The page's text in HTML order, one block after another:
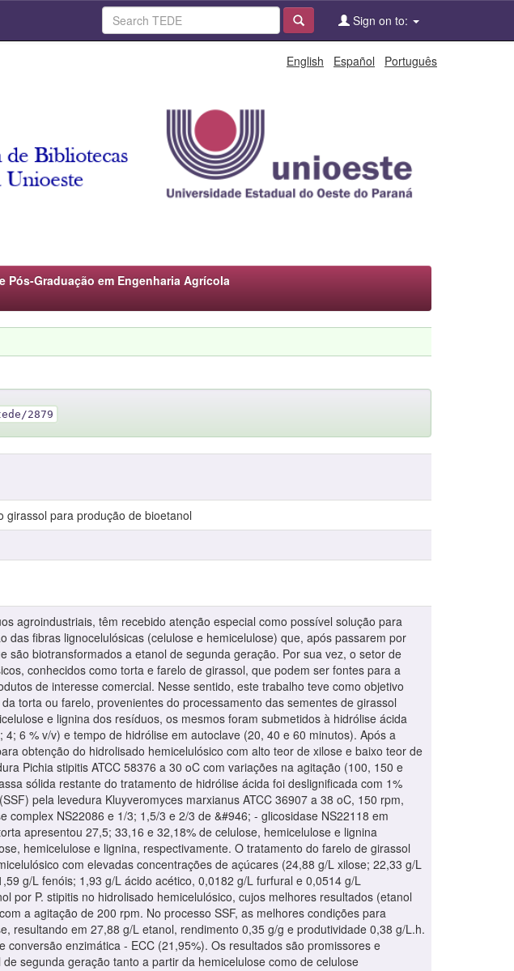
Sign on to:
English Español Português
Pós-Graduação em Engenharia Agrícola
2879
para produção de bioetanol
agroindustriais, têm recebido atenção especial como possível solução para
fibras lignocelulósicas (celulose e hemicelulose) que, após passarem por
biotransformados a etanol de segunda geração. Por sua vez, o setor de
conhecidos como torta e farelo de girassol, que podem ser fontes para a
de interesse comercial. Nesse sentido, este trabalho teve como objetivo
torta ou farelo, provenientes do processamento das sementes de girassol
e lignina dos resíduos, os mesmos foram submetidos à hidrólise ácida
6 % v/v) e tempo de hidrólise em autoclave (20, 40 e 60 minutos). Após a
obtenção do hidrolisado hemicelulósico com alto teor de xilose e baixo teor de
Pichia stipitis ATCC 58376 a 30 oC com variações na agitação (100, 150 e
sólida restante do tratamento de hidrólise ácida foi deslignificada com 1%
pela levedura Kluyveromyces marxianus ATCC 36907 a 38 oC, 150 rpm,
NS22086 e 1/3; 1,5/3 e 2/3 de &#946; - glicosidase NS22118 em
apresentou 27,5; 33,16 e 32,18% de celulose, hemicelulose e lignina
hemicelulose e lignina, respectivamente. O tratamento do farelo de girassol
com elevadas concentrações de açúcares (24,88 g/L xilose; 22,33 g/L
g/L fenóis; 1,93 g/L ácido acético, 0,0182 g/L furfural e 0,0514 g/L
por P. stipitis no hidrolisado hemicelulósico, cujos melhores resultados (etanol
a agitação de 200 rpm. No processo SSF, as melhores condições para
resultando em 27,88 g/L etanol, rendimento 0,35 g/g e produtividade 0,38 g/L.h.
enzimática - ECC (21,95%). Os resultados são promissores e
segunda geração tanto a partir da hemicelulose como de celulose